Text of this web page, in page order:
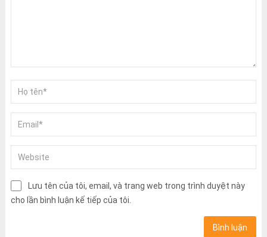
Lưu tên của tôi, email, và trang web trong trình duyệt này
cho lần bình luận kế tiếp của tôi.